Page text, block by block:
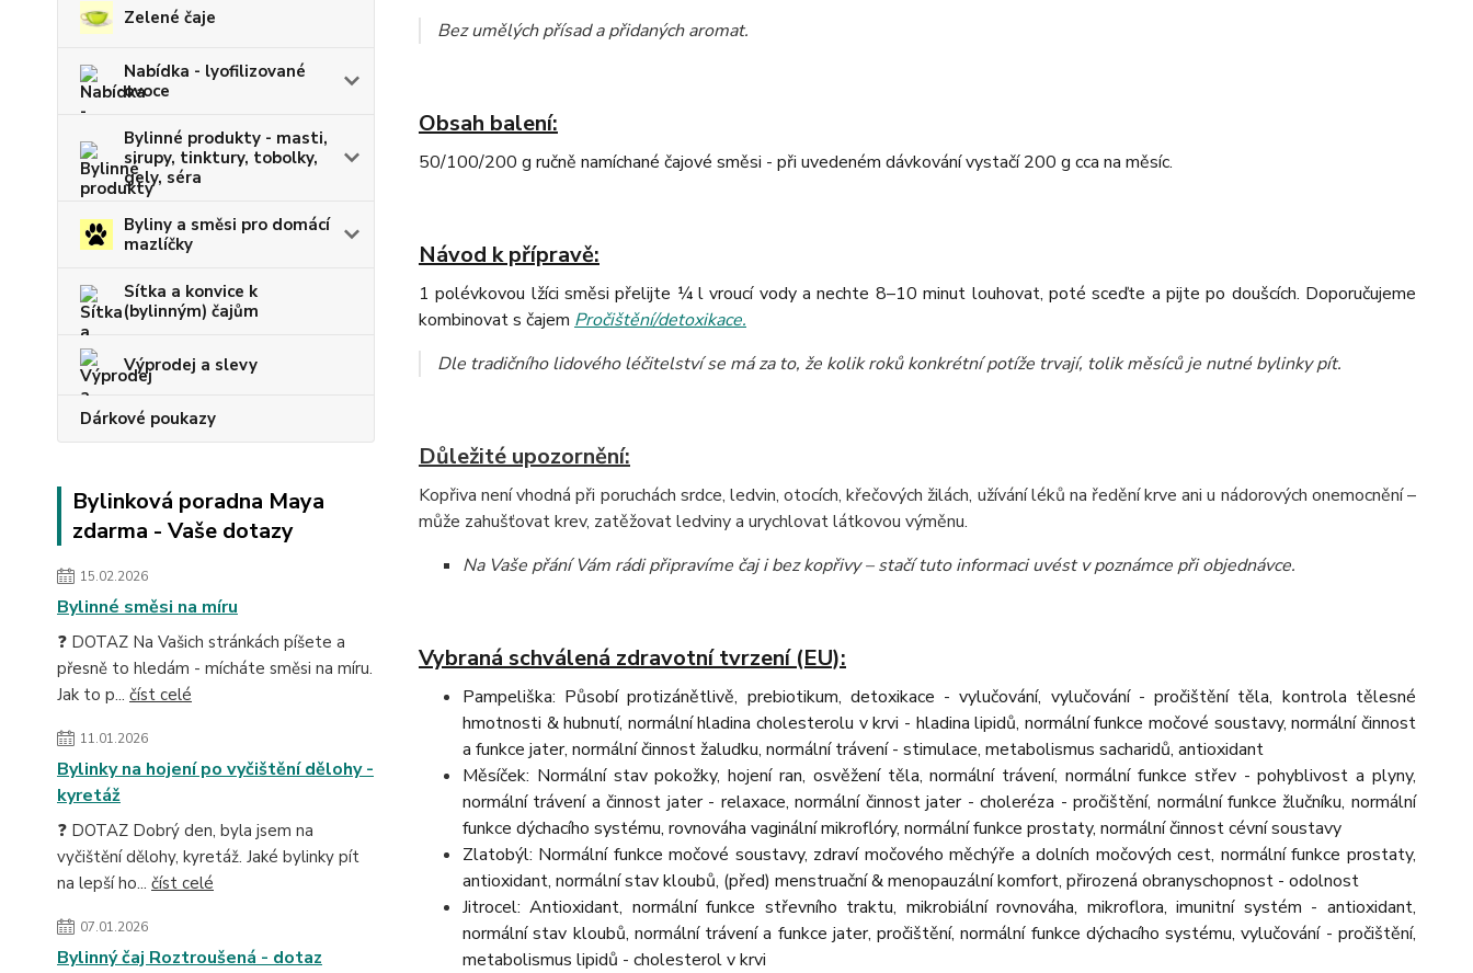
Zelené čaje
Nabídka - lyofilizované
ovoce
Bylinné produkty - masti,
sirupy, tinktury, tobolky,
gely, séra
Byliny a směsi pro domácí
mazlíčky
Sítka a konvice k
(bylinným) čajům
Výprodej a slevy
Dárkové poukazy
Bylinková poradna Maya
zdarma - Vaše dotazy
15.02.2026
Bylinné směsi na míru
❓ DOTAZ Na Vašich stránkách píšete a
přesně to hledám - mícháte směsi na míru.
Jak to p... číst celé
11.01.2026
Bylinky na hojení po vyčištění dělohy -
kyretáž
❓ DOTAZ Dobrý den, byla jsem na
vyčištění dělohy, kyretáž. Jaké bylinky pít
na lepší ho... číst celé
07.01.2026
Bylinný čaj Roztroušená - dotaz
Bez umělých přísad a přidaných aromat.
Obsah balení:
50/100/200 g ručně namíchané čajové směsi - při uvedeném dávkování vystačí 200 g cca na měsíc.
Návod k přípravě:
1 polévkovou lžíci směsi přelijte ¼ l vroucí vody a nechte 8–10 minut louhovat, poté sceďte a pijte po doušcích. Doporučujeme
kombinovat s čajem Pročištění/detoxikace.
Dle tradičního lidového léčitelství se má za to, že kolik roků konkrétní potíže trvají, tolik měsíců je nutné bylinky pít.
Důležité upozornění:
Kopřiva není vhodná při poruchách srdce, ledvin, otocích, křečových žilách, užívání léků na ředění krve ani u nádorových onemocnění –
může zahušťovat krev, zatěžovat ledviny a urychlovat látkovou výměnu.
Na Vaše přání Vám rádi připravíme čaj i bez kopřivy – stačí tuto informaci uvést v poznámce při objednávce.
Vybraná schválená zdravotní tvrzení (EU):
Pampeliška: Působí protizánětlivě, prebiotikum, detoxikace - vylučování, vylučování - pročištění těla, kontrola tělesné
hmotnosti & hubnutí, normální hladina cholesterolu v krvi - hladina lipidů, normální funkce močové soustavy, normální činnost
a funkce jater, normální činnost žaludku, normální trávení - stimulace, metabolismus sacharidů, antioxidant
Měsíček: Normální stav pokožky, hojení ran, osvěžení těla, normální trávení, normální funkce střev - pohyblivost a plyny,
normální trávení a činnost jater - relaxace, normální činnost jater - choleréza - pročištění, normální funkce žlučníku, normální
funkce dýchacího systému, rovnováha vaginální mikroflóry, normální funkce prostaty, normální činnost cévní soustavy
Zlatobýl: Normální funkce močové soustavy, zdraví močového měchýře a dolních močových cest, normální funkce prostaty,
antioxidant, normální stav kloubů, (před) menstruační & menopauzální komfort, přirozená obranyschopnost - odolnost
Jitrocel: Antioxidant, normální funkce střevního traktu, mikrobiální rovnováha, mikroflora, imunitní systém - antioxidant,
normální stav kloubů, normální trávení a funkce jater, pročištění, normální funkce dýchacího systému, vylučování - pročištění,
metabolismus lipidů - cholesterol v krvi